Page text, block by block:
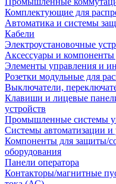
Комплектующие для
Автоматика и системы
Кабели
Электроустановочные
Аксессуары и компоненты
Элементы управления и
Розетки модульные для
Выключатели,
Клавиши и лицевые
устройств
Промышленные системы
Системы автоматизации и
Компоненты для защиты/
оборудования
Панели оператора
Контакторы/магнитные